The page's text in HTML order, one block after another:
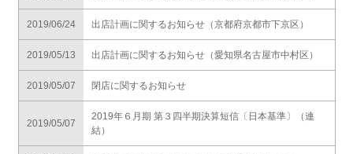
2019/06/24 出店計画に関するお知らせ（京都府京都市下京区）
2019/05/13 出店計画に関するお知らせ（愛知県名古屋市中村区）
2019/05/07 閉店に関するお知らせ
2019/05/07
2019年６月期 第３四半期決算短信〔日本基準〕（連
結）